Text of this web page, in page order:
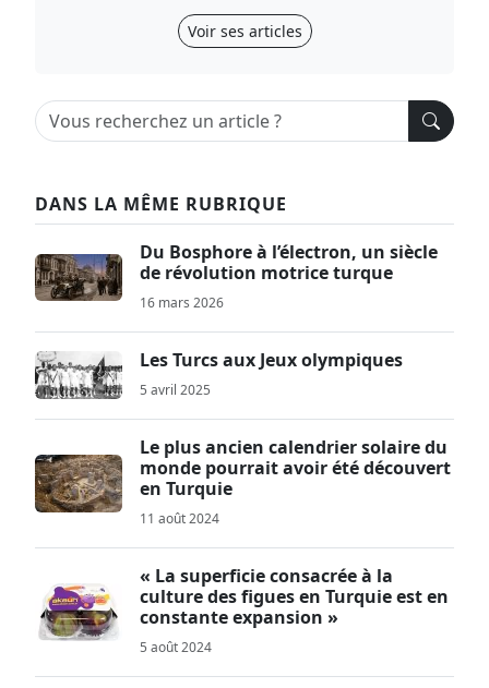
Voir ses articles
DANS LA MÊME RUBRIQUE
Du Bosphore à l’électron, un siècle
de révolution motrice turque
16 mars 2026
Les Turcs aux Jeux olympiques
5 avril 2025
Le plus ancien calendrier solaire du
monde pourrait avoir été découvert
en Turquie
11 août 2024
« La superficie consacrée à la
culture des figues en Turquie est en
constante expansion »
5 août 2024